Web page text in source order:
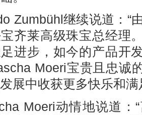
Zumbühl继续说道：“
齐莱高级珠宝总经理
进步，如今的产品开
Moeri宝贵且忠诚
展中收获更多快乐和满
Moeri动情地说道：